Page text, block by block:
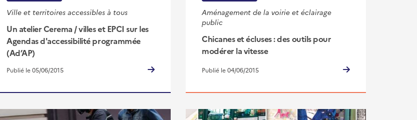
Ville et territoires accessibles à tous
Un atelier Cerema / villes et EPCI sur les
Agendas d'accessibilité programmée
(Ad’AP)
Publié le 05/06/2015
Aménagement de la voirie et éclairage
public
Chicanes et écluses : des outils pour
modérer la vitesse
Publié le 04/06/2015